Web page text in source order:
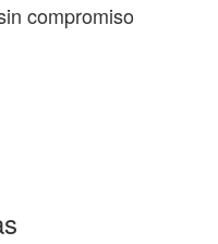
compromiso